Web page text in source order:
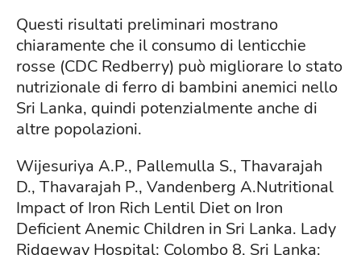
Questi risultati preliminari mostrano
chiaramente che il consumo di lenticchie
rosse (CDC Redberry) può migliorare lo stato
nutrizionale di ferro di bambini anemici nello
Sri Lanka, quindi potenzialmente anche di
altre popolazioni.
Wijesuriya A.P., Pallemulla S., Thavarajah
D., Thavarajah P., Vandenberg A.Nutritional
Impact of Iron Rich Lentil Diet on Iron
Deficient Anemic Children in Sri Lanka. Lady
Ridgeway Hospital; Colombo 8, Sri Lanka: